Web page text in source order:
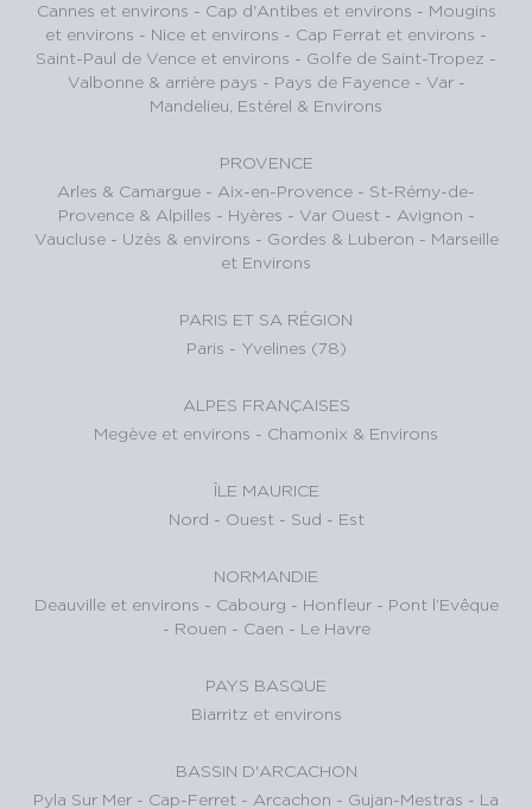
Cannes et environs - Cap d'Antibes et environs - Mougins
et environs - Nice et environs - Cap Ferrat et environs -
Saint-Paul de Vence et environs - Golfe de Saint-Tropez -
Valbonne & arrière pays - Pays de Fayence - Var -
Mandelieu, Estérel & Environs
PROVENCE
Arles & Camargue - Aix-en-Provence - St-Rémy-de-
Provence & Alpilles - Hyères - Var Ouest - Avignon -
Vaucluse - Uzès & environs - Gordes & Luberon - Marseille
et Environs
PARIS ET SA RÉGION
Paris - Yvelines (78)
ALPES FRANÇAISES
Megève et environs - Chamonix & Environs
ÎLE MAURICE
Nord - Ouest - Sud - Est
NORMANDIE
Deauville et environs - Cabourg - Honfleur - Pont l’Evêque
- Rouen - Caen - Le Havre
PAYS BASQUE
Biarritz et environs
BASSIN D'ARCACHON
Pyla Sur Mer - Cap-Ferret - Arcachon - Gujan-Mestras - La